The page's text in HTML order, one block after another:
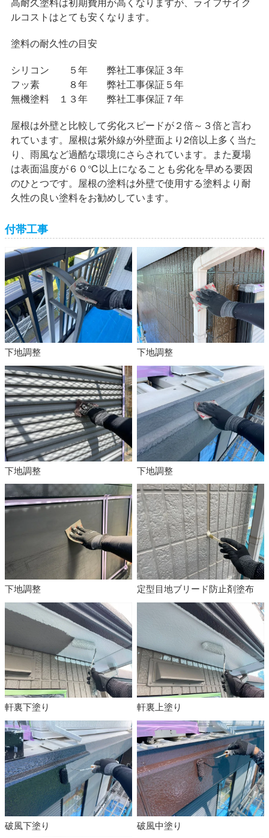
ルコストはとても安くなります。
塗料の耐久性の目安
シリコン ５年 弊社工事保証３年
フッ素 ８年 弊社工事保証５年
無機塗料 １３年 弊社工事保証７年
屋根は外壁と比較して劣化スピードが２倍～３倍と言わ
れています。屋根は紫外線が外壁面より2倍以上多く当た
り、雨風など過酷な環境にさらされています。また夏場
は表面温度が６０℃以上になることも劣化を早める要因
のひとつです。屋根の塗料は外壁で使用する塗料より耐
久性の良い塗料をお勧めしています。
付帯工事
下地調整 下地調整
下地調整 下地調整
下地調整 定型目地ブリード防止剤塗布
軒裏下塗り 軒裏上塗り
破風下塗り 破風中塗り